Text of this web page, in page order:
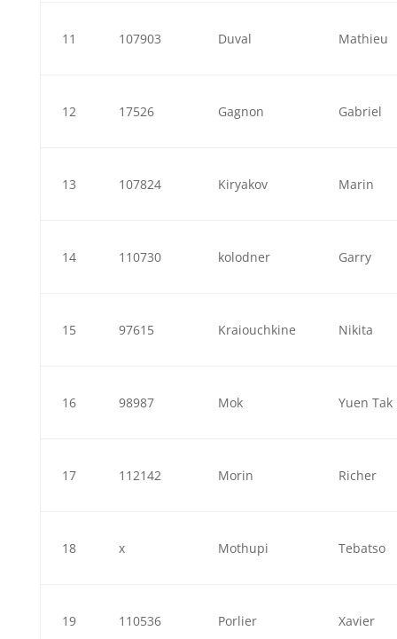
11 107903 Duval Mathieu
12 17526 Gagnon Gabriel
13 107824 Kiryakov Marin
14 110730 kolodner Garry
15 97615 Kraiouchkine Nikita
16 98987 Mok Yuen Tak
17 112142 Morin Richer
18 x Mothupi Tebatso
19 110536 Porlier Xavier